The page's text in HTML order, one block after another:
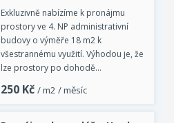
Exkluzivně nabízíme k pronájmu
prostory ve 4. NP administrativní
budovy o výměře 18 m2 k
všestrannému využití. Výhodou je, že
lze prostory po dohodě…
250 Kč / m2 / měsíc